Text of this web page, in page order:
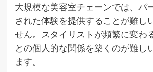
大規模な美容室チェーンでは、パ
された体験を提供することが難し
せん。スタイリストが頻繁に変わ
との個人的な関係を築くのが難し
ます。